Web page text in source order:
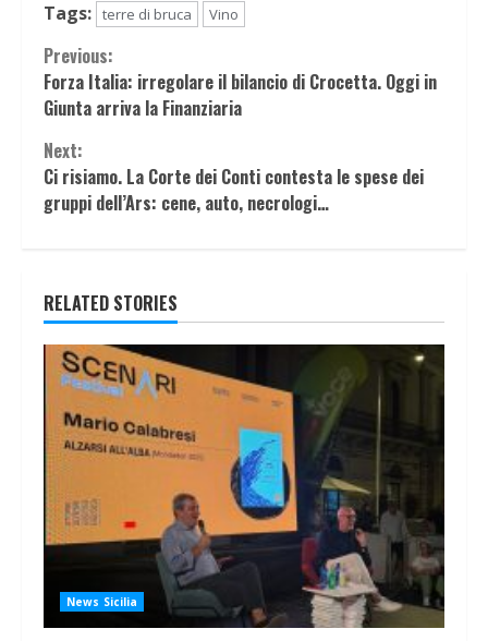
Tags: terre di bruca Vino
Continue
Reading
Previous:
Forza Italia: irregolare il bilancio di Crocetta. Oggi in
Giunta arriva la Finanziaria
Next:
Ci risiamo. La Corte dei Conti contesta le spese dei
gruppi dell’Ars: cene, auto, necrologi…
RELATED STORIES
News Sicilia